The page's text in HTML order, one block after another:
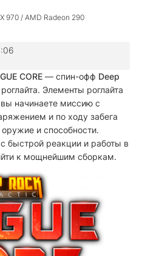
970 / AMD Radeon 290
CORE — спин-офф Deep
Элементы роглайта
начинаете миссию с
и по ходу забега
и способности.
быстрой реакции и работы в
к мощнейшим сборкам.